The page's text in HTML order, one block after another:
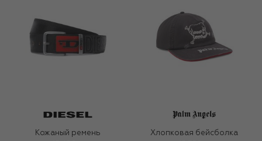
Кожаный ремень
Хлопковая бейсболка